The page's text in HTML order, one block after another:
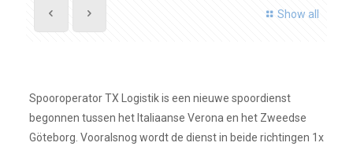
Show all
Spooroperator TX Logistik is een nieuwe spoordienst
begonnen tussen het Italiaanse Verona en het Zweedse
Göteborg. Vooralsnog wordt de dienst in beide richtingen 1x